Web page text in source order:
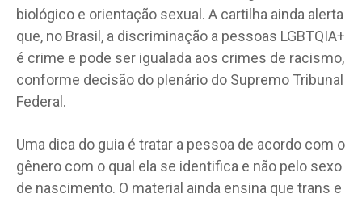
biológico e orientação sexual. A cartilha ainda alerta
que, no Brasil, a discriminação a pessoas LGBTQIA+
é crime e pode ser igualada aos crimes de racismo,
conforme decisão do plenário do Supremo Tribunal
Federal.
Uma dica do guia é tratar a pessoa de acordo com o
gênero com o qual ela se identifica e não pelo sexo
de nascimento. O material ainda ensina que trans e